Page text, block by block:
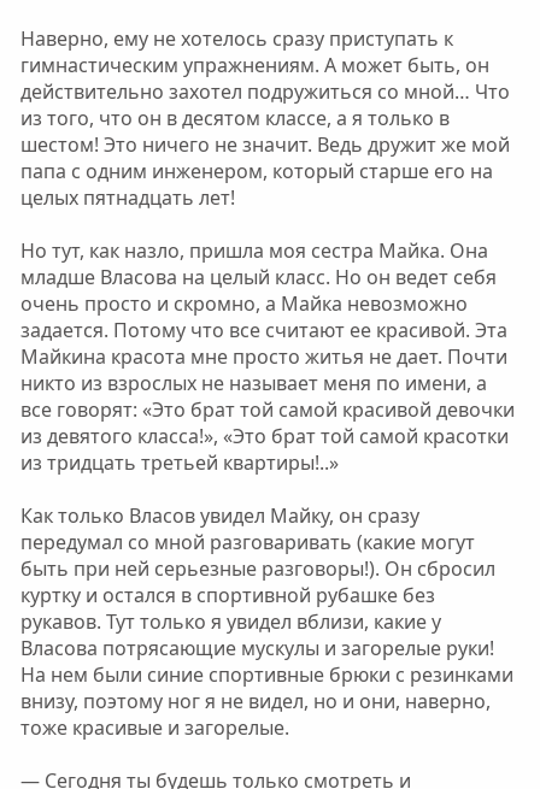
Наверно, ему не хотелось сразу приступать к
гимнастическим упражнениям. А может быть, он
действительно захотел подружиться со мной… Что
из того, что он в десятом классе, а я только в
шестом! Это ничего не значит. Ведь дружит же мой
папа с одним инженером, который старше его на
целых пятнадцать лет!
Но тут, как назло, пришла моя сестра Майка. Она
младше Власова на целый класс. Но он ведет себя
очень просто и скромно, а Майка невозможно
задается. Потому что все считают ее красивой. Эта
Майкина красота мне просто житья не дает. Почти
никто из взрослых не называет меня по имени, а
все говорят: «Это брат той самой красивой девочки
из девятого класса!», «Это брат той самой красотки
из тридцать третьей квартиры!..»
Как только Власов увидел Майку, он сразу
передумал со мной разговаривать (какие могут
быть при ней серьезные разговоры!). Он сбросил
куртку и остался в спортивной рубашке без
рукавов. Тут только я увидел вблизи, какие у
Власова потрясающие мускулы и загорелые руки!
На нем были синие спортивные брюки с резинками
внизу, поэтому ног я не видел, но и они, наверно,
тоже красивые и загорелые.
— Сегодня ты будешь только смотреть и